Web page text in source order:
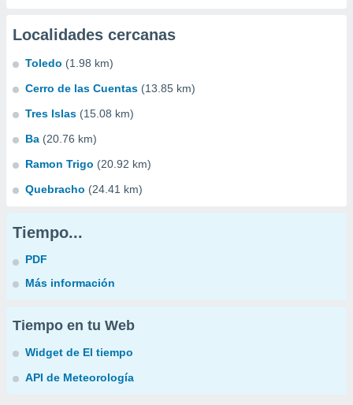
Localidades cercanas
Toledo (1.98 km)
Cerro de las Cuentas (13.85 km)
Tres Islas (15.08 km)
Ba (20.76 km)
Ramon Trigo (20.92 km)
Quebracho (24.41 km)
Tiempo...
PDF
Más información
Tiempo en tu Web
Widget de El tiempo
API de Meteorología